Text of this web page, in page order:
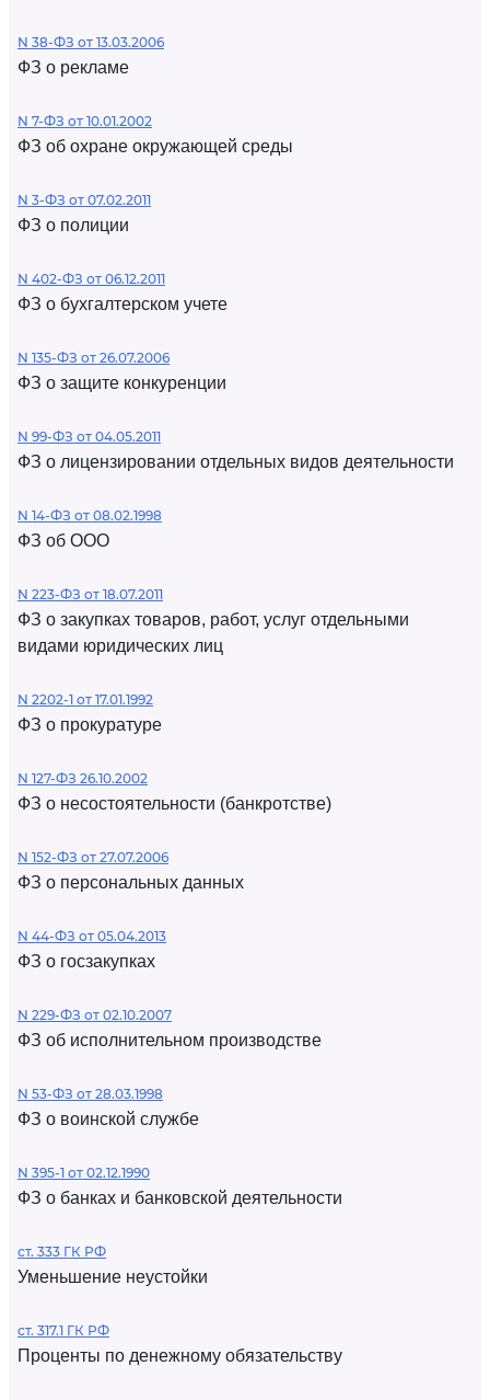
N 38-ФЗ от 13.03.2006
ФЗ о рекламе
N 7-ФЗ от 10.01.2002
ФЗ об охране окружающей среды
N 3-ФЗ от 07.02.2011
ФЗ о полиции
N 402-ФЗ от 06.12.2011
ФЗ о бухгалтерском учете
N 135-ФЗ от 26.07.2006
ФЗ о защите конкуренции
N 99-ФЗ от 04.05.2011
ФЗ о лицензировании отдельных видов деятельности
N 14-ФЗ от 08.02.1998
ФЗ об ООО
N 223-ФЗ от 18.07.2011
ФЗ о закупках товаров, работ, услуг отдельными
видами юридических лиц
N 2202-1 от 17.01.1992
ФЗ о прокуратуре
N 127-ФЗ 26.10.2002
ФЗ о несостоятельности (банкротстве)
N 152-ФЗ от 27.07.2006
ФЗ о персональных данных
N 44-ФЗ от 05.04.2013
ФЗ о госзакупках
N 229-ФЗ от 02.10.2007
ФЗ об исполнительном производстве
N 53-ФЗ от 28.03.1998
ФЗ о воинской службе
N 395-1 от 02.12.1990
ФЗ о банках и банковской деятельности
ст. 333 ГК РФ
Уменьшение неустойки
ст. 317.1 ГК РФ
Проценты по денежному обязательству